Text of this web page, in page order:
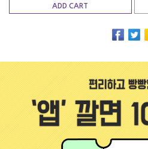
ADD CART